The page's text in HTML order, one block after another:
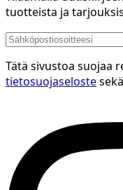
tuotteista ja
Tätä sivustoa suojaa
tietosuojaselostesekä